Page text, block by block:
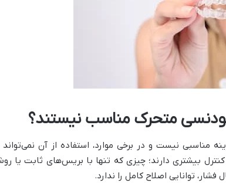
متحرک مناسب نیستند؟
مناسبی نیست و در برخی موارد، استفاده از آن
بیشتری دارند؛ چیزی که تنها با بریس‌های ثابت یا
توانایی اصلاح کامل را ندارد.